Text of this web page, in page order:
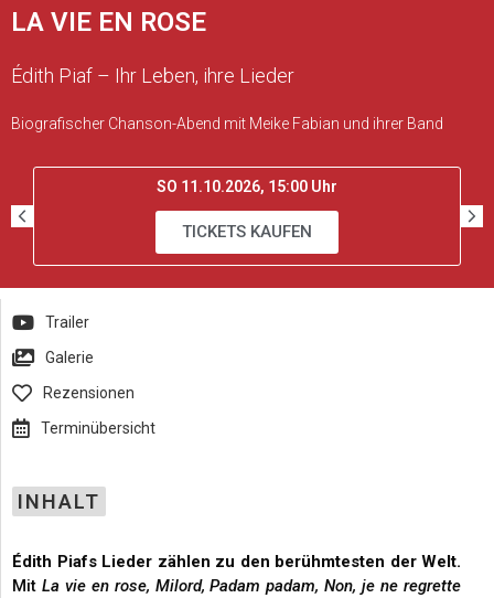
LA VIE EN ROSE
Édith Piaf – Ihr Leben, ihre Lieder
Biografischer Chanson-Abend mit Meike Fabian und ihrer Band
SO 11.10.2026, 15:00 Uhr
TICKETS KAUFEN
INHALT
Trailer
Galerie
Rezensionen
Terminübersicht
Édith Piafs Lieder zählen zu den berühmtesten der Welt.
Mit La vie en rose, Milord, Padam padam, Non, je ne regrette